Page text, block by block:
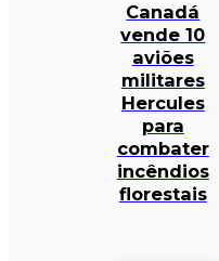
Canadá
vende 10
aviões
militares
Hercules
para
combater
incêndios
florestais